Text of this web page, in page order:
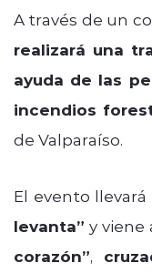
A través de un
realizará una
ayuda de las
incendios
de Valparaíso.
El evento
levanta” y viene
corazón”,